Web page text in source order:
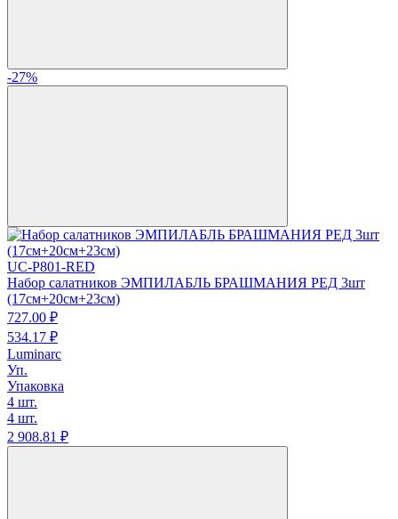
-27%
UC-P801-RED
Набор салатников ЭМПИЛАБЛЬ БРАШМАНИЯ РЕД 3шт
(17см+20см+23см)
727.00 ₽
534.17 ₽
Luminarc
Уп.
Упаковка
4 шт.
4 шт.
2 908.81 ₽